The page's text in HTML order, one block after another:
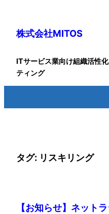
株式会社MITOS
ITサービス業向け組織活性
ティング
タグ: リスキリング
【お知らせ】ネット